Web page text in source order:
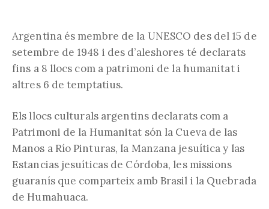
Argentina és membre de la UNESCO des del 15 de
setembre de 1948 i des d’aleshores té declarats
fins a 8 llocs com a patrimoni de la humanitat i
altres 6 de temptatius.
Els llocs culturals argentins declarats com a
Patrimoni de la Humanitat són la Cueva de las
Manos a Río Pinturas, la Manzana jesuítica y las
Estancias jesuíticas de Córdoba, les missions
guaranís que comparteix amb Brasil i la Quebrada
de Humahuaca.